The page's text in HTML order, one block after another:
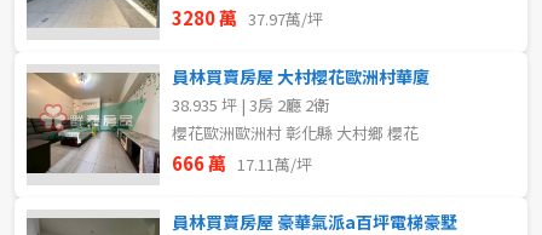
3280 萬 37.97萬/坪
員林買賣房屋 大村櫻花歐洲村華廈
38.935 坪 | 3房 2廳 2衛
櫻花歐洲歐洲村 彰化縣 大村鄉 櫻花
666 萬 17.11萬/坪
員林買賣房屋 豪華氣派a百坪電梯豪墅